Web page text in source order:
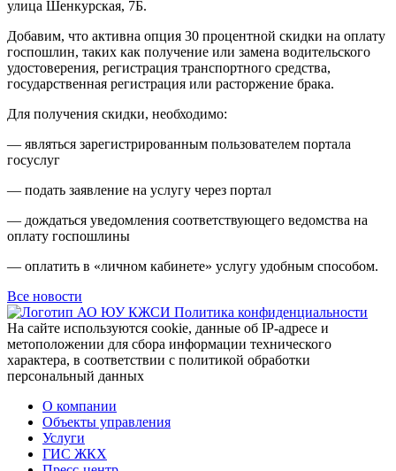
улица Шенкурская, 7Б.
Добавим, что активна опция 30 процентной скидки на оплату
госпошлин, таких как получение или замена водительского
удостоверения, регистрация транспортного средства,
государственная регистрация или расторжение брака.
Для получения скидки, необходимо:
— являться зарегистрированным пользователем портала
госуслуг
— подать заявление на услугу через портал
— дождаться уведомления соответствующего ведомства на
оплату госпошлины
— оплатить в «личном кабинете» услугу удобным способом.
Все новости
Политика конфиденциальности
На сайте используются cookie, данные об IP-адресе и
метоположении для сбора информации технического
характера, в соответствии с политикой обработки
персональный данных
О компании
Объекты управления
Услуги
ГИС ЖКХ